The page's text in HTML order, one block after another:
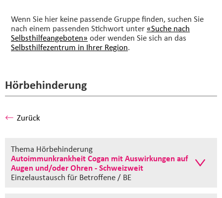
Wenn Sie hier keine passende Gruppe finden, suchen Sie
nach einem passenden Stichwort unter «Suche nach
Selbsthilfeangeboten» oder wenden Sie sich an das
Selbsthilfezentrum in Ihrer Region.
Hörbehinderung
Zurück
Thema Hörbehinderung
Autoimmunkrankheit Cogan mit Auswirkungen auf
Augen und/oder Ohren - Schweizweit
Einzelaustausch für Betroffene / BE